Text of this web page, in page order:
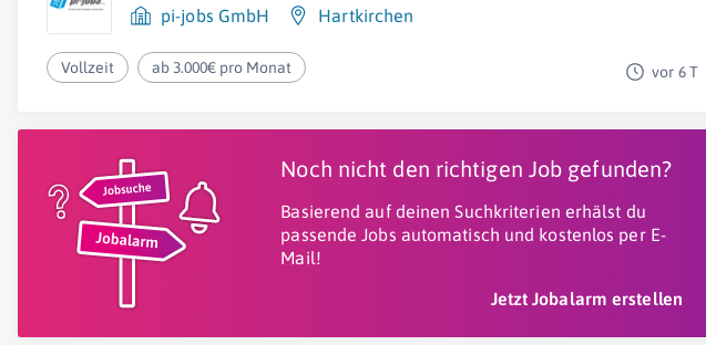
pi-jobs GmbH Hartkirchen
Vollzeit ab 3.000€ pro Monat vor 6 T
Noch nicht den richtigen Job gefunden?
Basierend auf deinen Suchkriterien erhälst du
passende Jobs automatisch und kostenlos per E-
Mail!
Jetzt Jobalarm erstellen